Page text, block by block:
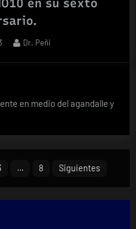
en su sexto
By
Dr. Peñi
en medio del agandalle y
… 8 Siguientes